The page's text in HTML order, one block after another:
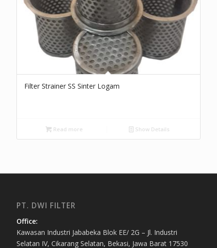
Filter Strainer SS Sinter Logam
Read more Show Details
PT. DWI FILTER
Office:
Kawasan Industri Jababeka Blok EE/ 2G – Jl. Industri
Selatan IV, Cikarang Selatan, Bekasi, Jawa Barat 17530